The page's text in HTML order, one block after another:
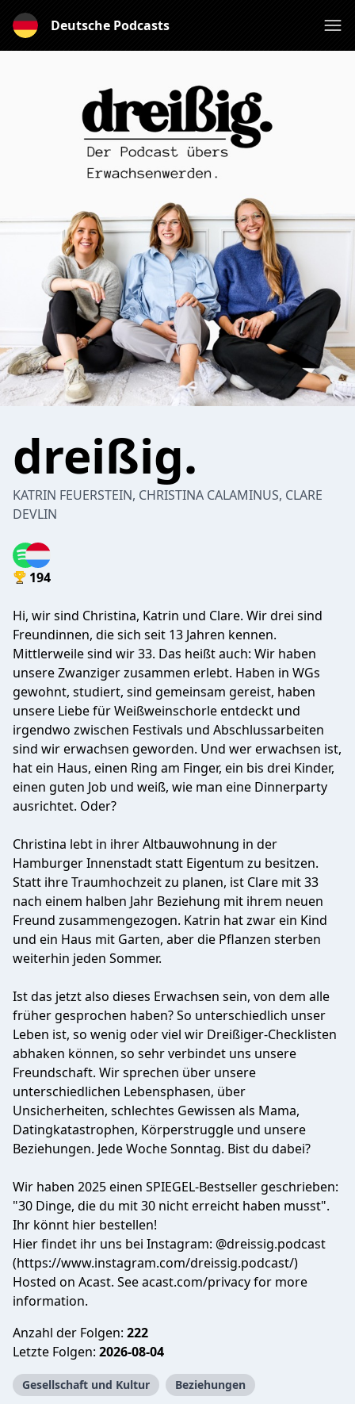
Deutsche Podcasts
dreißig.
KATRIN FEUERSTEIN, CHRISTINA CALAMINUS, CLARE
DEVLIN
194
Hi, wir sind Christina, Katrin und Clare. Wir drei sind
Freundinnen, die sich seit 13 Jahren kennen.
Mittlerweile sind wir 33. Das heißt auch: Wir haben
unsere Zwanziger zusammen erlebt. Haben in WGs
gewohnt, studiert, sind gemeinsam gereist, haben
unsere Liebe für Weißweinschorle entdeckt und
irgendwo zwischen Festivals und Abschlussarbeiten
sind wir erwachsen geworden. Und wer erwachsen ist,
hat ein Haus, einen Ring am Finger, ein bis drei Kinder,
einen guten Job und weiß, wie man eine Dinnerparty
ausrichtet. Oder?
Christina lebt in ihrer Altbauwohnung in der
Hamburger Innenstadt statt Eigentum zu besitzen.
Statt ihre Traumhochzeit zu planen, ist Clare mit 33
nach einem halben Jahr Beziehung mit ihrem neuen
Freund zusammengezogen. Katrin hat zwar ein Kind
und ein Haus mit Garten, aber die Pflanzen sterben
weiterhin jeden Sommer.
Ist das jetzt also dieses Erwachsen sein, von dem alle
früher gesprochen haben? So unterschiedlich unser
Leben ist, so wenig oder viel wir Dreißiger-Checklisten
abhaken können, so sehr verbindet uns unsere
Freundschaft. Wir sprechen über unsere
unterschiedlichen Lebensphasen, über
Unsicherheiten, schlechtes Gewissen als Mama,
Datingkatastrophen, Körperstruggle und unsere
Beziehungen. Jede Woche Sonntag. Bist du dabei?
Wir haben 2025 einen SPIEGEL-Bestseller geschrieben:
"30 Dinge, die du mit 30 nicht erreicht haben musst".
Ihr könnt hier bestellen!
Hier findet ihr uns bei Instagram: @dreissig.podcast
(https://www.instagram.com/dreissig.podcast/)
Hosted on Acast. Seeacast.com/privacyfor more
information.
Anzahl der Folgen: 222
Letzte Folgen: 2026-08-04
Gesellschaft und Kultur Beziehungen